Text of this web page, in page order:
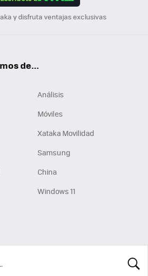
y disfruta ventajas exclusivas
de...
Análisis
Móviles
Xataka Movilidad
Samsung
China
Windows 11